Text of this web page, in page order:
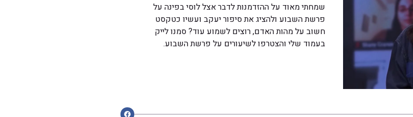
שמחתי מאוד על ההזדמנות לדבר אצל לוסי בפינה על
פרשת השבוע ולהציג את סיפור יעקב ועשיו כטקסט
חשוב על מהות האדם, רוצים לשמוע עוד? סמנו לייק
בעמוד שלי והצטרפו לשיעורים על פרשת השבוע.